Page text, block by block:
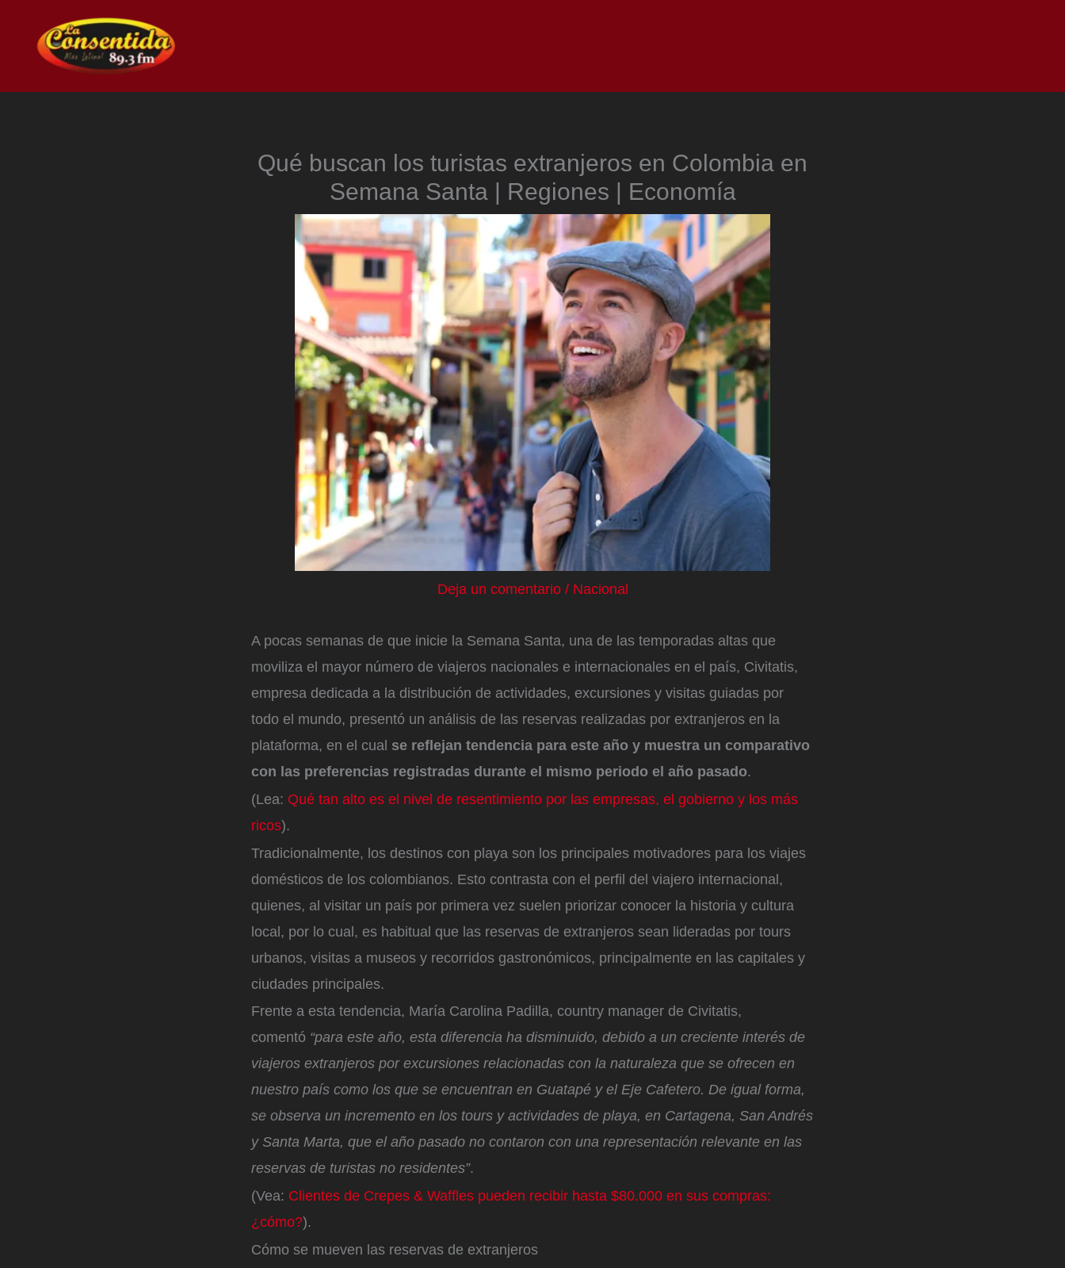
contenido
Qué buscan los turistas extranjeros en Colombia en
Semana Santa | Regiones | Economía
Deja un comentario / Nacional
A pocas semanas de que inicie la Semana Santa, una de las temporadas altas que
moviliza el mayor número de viajeros nacionales e internacionales en el país, Civitatis,
empresa dedicada a la distribución de actividades, excursiones y visitas guiadas por
todo el mundo, presentó un análisis de las reservas realizadas por extranjeros en la
plataforma, en el cual se reflejan tendencia para este año y muestra un comparativo
con las preferencias registradas durante el mismo periodo el año pasado.
(Lea: Qué tan alto es el nivel de resentimiento por las empresas, el gobierno y los más
ricos).
Tradicionalmente, los destinos con playa son los principales motivadores para los viajes
domésticos de los colombianos. Esto contrasta con el perfil del viajero internacional,
quienes, al visitar un país por primera vez suelen priorizar conocer la historia y cultura
local, por lo cual, es habitual que las reservas de extranjeros sean lideradas por tours
urbanos, visitas a museos y recorridos gastronómicos, principalmente en las capitales y
ciudades principales.
Frente a esta tendencia, María Carolina Padilla, country manager de Civitatis,
comentó “para este año, esta diferencia ha disminuido, debido a un creciente interés de
viajeros extranjeros por excursiones relacionadas con la naturaleza que se ofrecen en
nuestro país como los que se encuentran en Guatapé y el Eje Cafetero. De igual forma,
se observa un incremento en los tours y actividades de playa, en Cartagena, San Andrés
y Santa Marta, que el año pasado no contaron con una representación relevante en las
reservas de turistas no residentes”.
(Vea: Clientes de Crepes & Waffles pueden recibir hasta $80.000 en sus compras:
¿cómo?).
Cómo se mueven las reservas de extranjeros